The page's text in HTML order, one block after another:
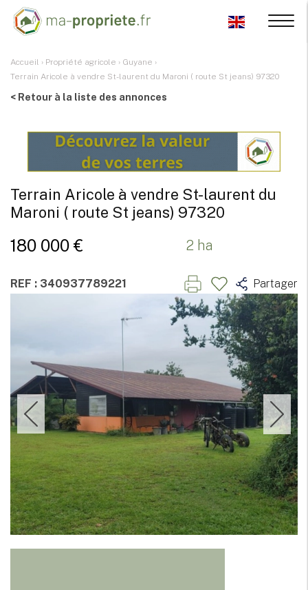
Accueil › Propriété agricole › Guyane ›
Terrain Aricole à vendre St-laurent du Maroni ( route St jeans) 97320
< Retour à la liste des annonces
Terrain Aricole à vendre St-laurent du
Maroni ( route St jeans) 97320
180 000 € 2 ha
REF : 340937789221 Partager